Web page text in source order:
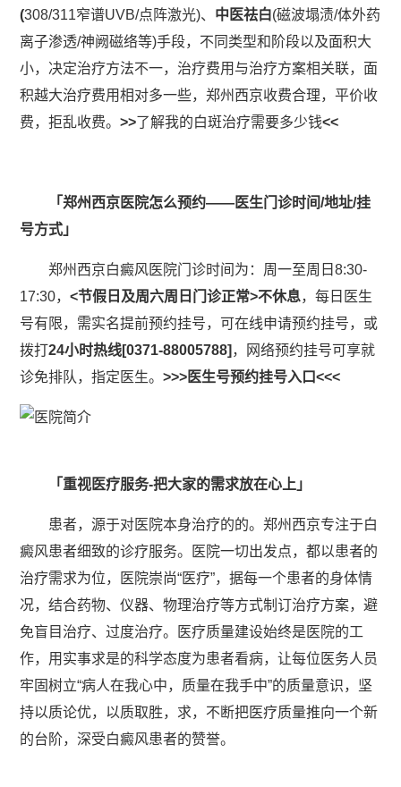
(308/311窄谱UVB/点阵激光)、 中医祛白(磁波塌渍/体外药
离子渗透/神阙磁络等)手段，不同类型和阶段以及面积大
小，决定治疗方法不一，治疗费用与治疗方案相关联，面
积越大治疗费用相对多一些，郑州西京收费合理，平价收
费，拒乱收费。>>了解我的白斑治疗需要多少钱<<
「郑州西京医院怎么预约——医生门诊时间/地址/挂
号方式」
郑州西京白癜风医院门诊时间为：周一至周日8:30-
17:30，<节假日及周六周日门诊正常>不休息，每日医生
号有限，需实名提前预约挂号，可在线申请预约挂号，或
拨打24小时热线[0371-88005788] ，网络预约挂号可享就
诊免排队，指定医生。>>>医生号预约挂号入口<<<
「重视医疗服务-把大家的需求放在心上」
患者，源于对医院本身治疗的的。郑州西京专注于白
癜风患者细致的诊疗服务。医院一切出发点，都以患者的
治疗需求为位，医院崇尚“医疗”，据每一个患者的身体情
况，结合药物、仪器、物理治疗等方式制订治疗方案，避
免盲目治疗、过度治疗。医疗质量建设始终是医院的工
作，用实事求是的科学态度为患者看病，让每位医务人员
牢固树立“病人在我心中，质量在我手中”的质量意识，坚
持以质论优，以质取胜，求，不断把医疗质量推向一个新
的台阶，深受白癜风患者的赞誉。